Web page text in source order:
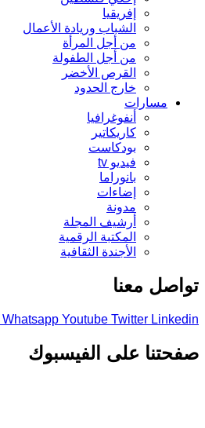
إفريقيا
الشباب وريادة الأعمال
من أجل المرأة
من أجل الطفولة
القرص الأخضر
خارج الحدود
مسارات
أنفوغرافيا
كاريكاتير
بودكاست
فيديو tv
بانوراما
إضاءات
مدونة
أرشيف المجلة
المكتبة الرقمية
الأجندة الثقافية
تواصل معنا
Whatsapp Youtube Twitter Linkedin
صفحتنا على الفيسبوك